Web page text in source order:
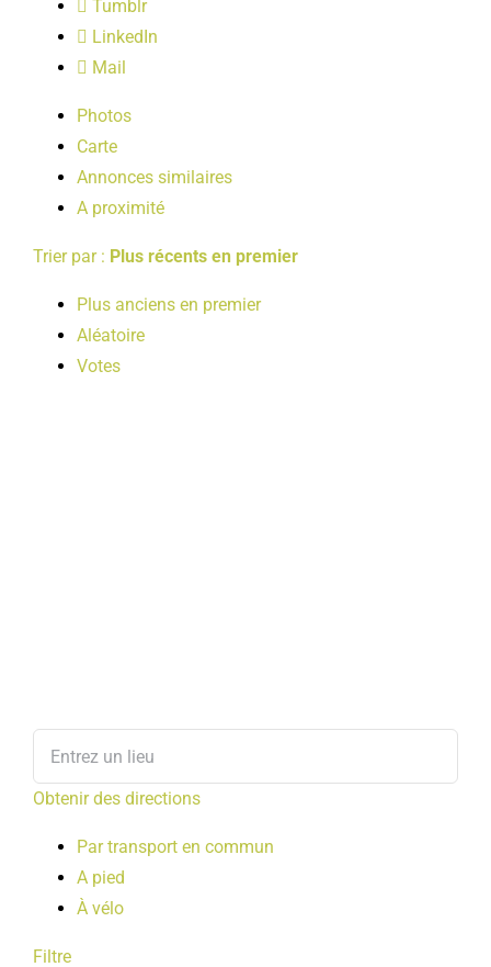
Tumblr
LinkedIn
Mail
Photos
Carte
Annonces similaires
A proximité
Trier par : Plus récents en premier
Plus anciens en premier
Aléatoire
Votes
Obtenir des directions
Par transport en commun
A pied
À vélo
Filtre